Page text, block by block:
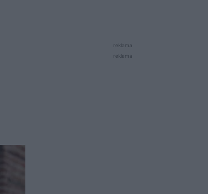
reklama
reklama